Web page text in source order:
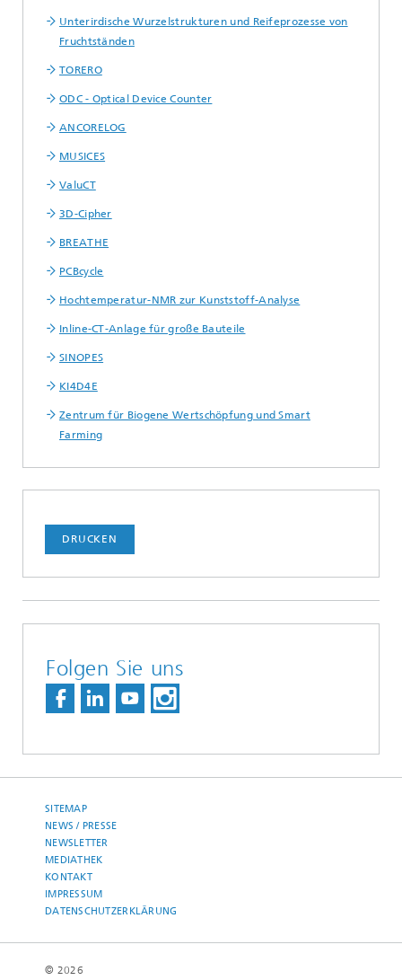
Unterirdische Wurzelstrukturen und Reifeprozesse von
Fruchtständen
TORERO
ODC - Optical Device Counter
ANCORELOG
MUSICES
ValuCT
3D-Cipher
BREATHE
PCBcycle
Hochtemperatur-NMR zur Kunststoff-Analyse
Inline-CT-Anlage für große Bauteile
SINOPES
KI4D4E
Zentrum für Biogene Wertschöpfung und Smart
Farming
DRUCKEN
Folgen Sie uns
SITEMAP
NEWS / PRESSE
NEWSLETTER
MEDIATHEK
KONTAKT
IMPRESSUM
DATENSCHUTZERKLÄRUNG
© 2026